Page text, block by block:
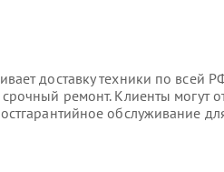
доставку техники по всей
ремонт. Клиенты могут
обслуживание